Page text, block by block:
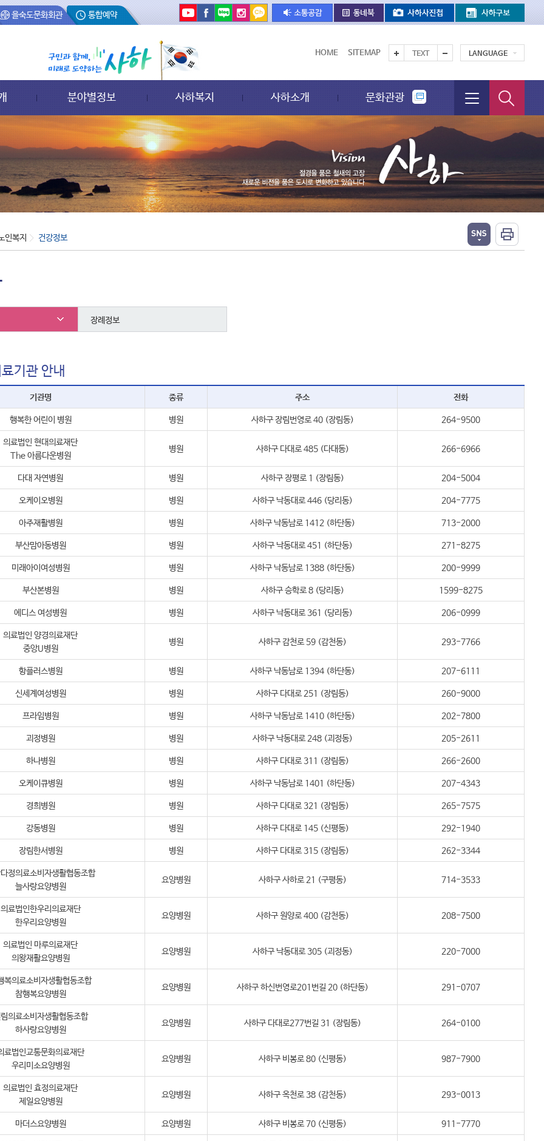
을숙도문화회관 통합예약
HOME SITEMAP TEXT LANGUAGE
분야별정보 사하복지 사하소개 문화관광
인복지 건강정보
장례정보
기관 안내
기관명 종류 주소 전화
행복한 어린이 병원 병원 사하구 장림번영로 40 (장림동) 264-9500
의료법인 현대의료재단
The 아름다운병원
병원 사하구 다대로 485 (다대동) 266-6966
다대 자연병원 병원 사하구 장평로 1 (장림동) 204-5004
오케이오병원 병원 사하구 낙동대로 446 (당리동) 204-7775
아주재활병원 병원 사하구 낙동남로 1412 (하단동) 713-2000
부산맘아동병원 병원 사하구 낙동대로 451 (하단동) 271-8275
미래아이여성병원 병원 사하구 낙동남로 1388 (하단동) 200-9999
부산본병원 병원 사하구 승학로 8 (당리동) 1599-8275
에디스 여성병원 병원 사하구 낙동대로 361 (당리동) 206-0999
의료법인 양경의료재단
중앙U병원
병원 사하구 감천로 59 (감천동) 293-7766
항플러스병원 병원 사하구 낙동남로 1394 (하단동) 207-6111
신세계여성병원 병원 사하구 다대로 251 (장림동) 260-9000
프라임병원 병원 사하구 낙동남로 1410 (하단동) 202-7800
괴정병원 병원 사하구 낙동대로 248 (괴정동) 205-2611
하나병원 병원 사하구 다대로 311 (장림동) 266-2600
오케이큐병원 병원 사하구 낙동남로 1401 (하단동) 207-4343
경희병원 병원 사하구 다대로 321 (장림동) 265-7575
강동병원 병원 사하구 다대로 145 (신평동) 292-1940
장림한서병원 병원 사하구 다대로 315 (장림동) 262-3344
정의료소비자생활협동조합
늘사랑요양병원
요양병원 사하구 사하로 21 (구평동) 714-3533
의료법인한우리의료재단
한우리요양병원
요양병원 사하구 원양로 400 (감천동) 208-7500
의료법인 마루의료재단
의왕재활요양병원
요양병원 사하구 낙동대로 305 (괴정동) 220-7000
복의료소비자생활협동조합
참행복요양병원
요양병원 사하구 하신번영로201번길 20 (하단동) 291-0707
의료소비자생활협동조합
하사랑요양병원
요양병원 사하구 다대로277번길 31 (장림동) 264-0100
료법인교통문화의료재단
우리미소요양병원
요양병원 사하구 비봉로 80 (신평동) 987-7900
의료법인 효정의료재단
제일요양병원
요양병원 사하구 옥천로 38 (감천동) 293-0013
마더스요양병원 요양병원 사하구 비봉로 70 (신평동) 911-7770